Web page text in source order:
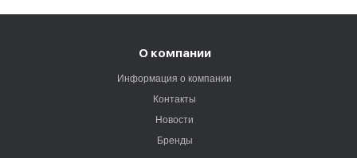
О компании
Информация о компании
Контакты
Новости
Бренды